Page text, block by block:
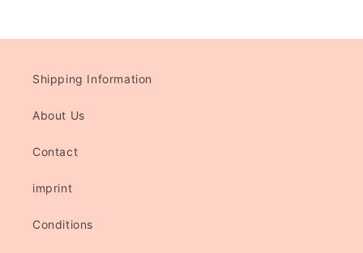
Shipping Information
About Us
Contact
imprint
Conditions